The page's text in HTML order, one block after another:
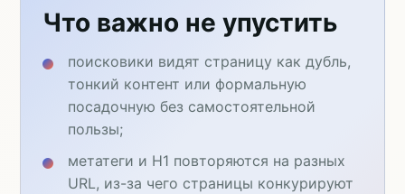
Что важно не упустить
поисковики видят страницу как дубль,
тонкий контент или формальную
посадочную без самостоятельной
пользы;
метатеги и H1 повторяются на разных
URL, из-за чего страницы конкурируют